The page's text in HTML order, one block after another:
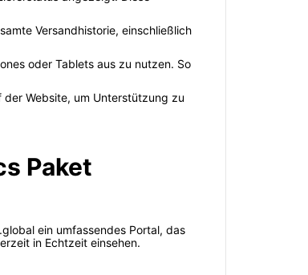
Versandhistorie, einschließlich
oder Tablets aus zu nutzen. So
Website, um Unterstützung zu
Paket
ein umfassendes Portal, das
in Echtzeit einsehen.